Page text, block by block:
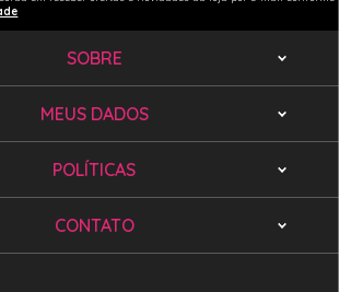
SOBRE
MEUS DADOS
POLÍTICAS
CONTATO